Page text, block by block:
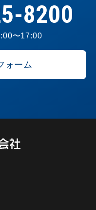
8200
〜17:00
ォーム